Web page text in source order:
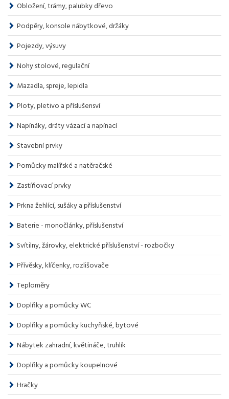
Obložení, trámy, palubky dřevo
Podpěry, konsole nábytkové, držáky
Pojezdy, výsuvy
Nohy stolové, regulační
Mazadla, spreje, lepidla
Ploty, pletivo a příslušensví
Napínáky, dráty vázací a napínací
Stavební prvky
Pomůcky malířské a natěračské
Zastíňovací prvky
Prkna žehlící, sušáky a příslušenství
Baterie - monočlánky, příslušenství
Svítilny, žárovky, elektrické příslušenství - rozbočky
Přívěsky, klíčenky, rozlišovače
Teploměry
Doplňky a pomůcky WC
Doplňky a pomůcky kuchyňské, bytové
Nábytek zahradní, květináče, truhlík
Doplňky a pomůcky koupelnové
Hračky